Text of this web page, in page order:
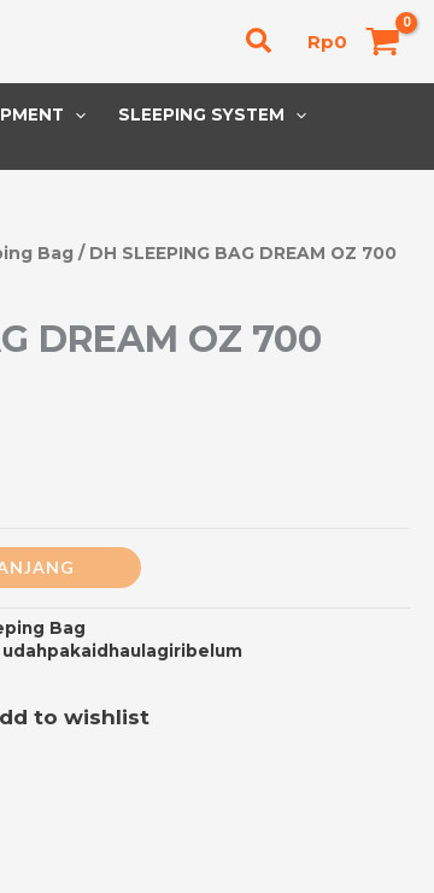
Cari Rp0
SLEEPING SYSTEM
Bag / DH SLEEPING BAG DREAM OZ 700
DREAM OZ 700
Bag
udahpakaidhaulagiribelum
to wishlist